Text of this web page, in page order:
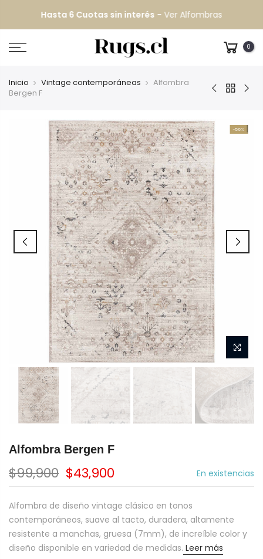
Hasta 6 Cuotas sin interés -Ver Alfombras
0
Inicio Vintage contemporáneas
Alfombra
Bergen F
-56%
Alfombra Bergen F
$99,900 $43,900 En existencias
Alfombra de diseño vintage clásico en tonos
contemporáneos, suave al tacto, duradera, altamente
resistente a manchas, gruesa (7mm), de increíble color y
diseño disponible en variedad de medidas. Leer más